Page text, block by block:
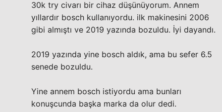
30k try civarı bir cihaz düşünüyorum. Annem
yıllardır bosch kullanıyordu. ilk makinesini 2006
gibi almıştı ve 2019 yazında bozuldu. İyi dayandı.
2019 yazında yine bosch aldık, ama bu sefer 6.5
senede bozuldu.
Yine annem bosch istiyordu ama bunları
konuşcunda başka marka da olur dedi.